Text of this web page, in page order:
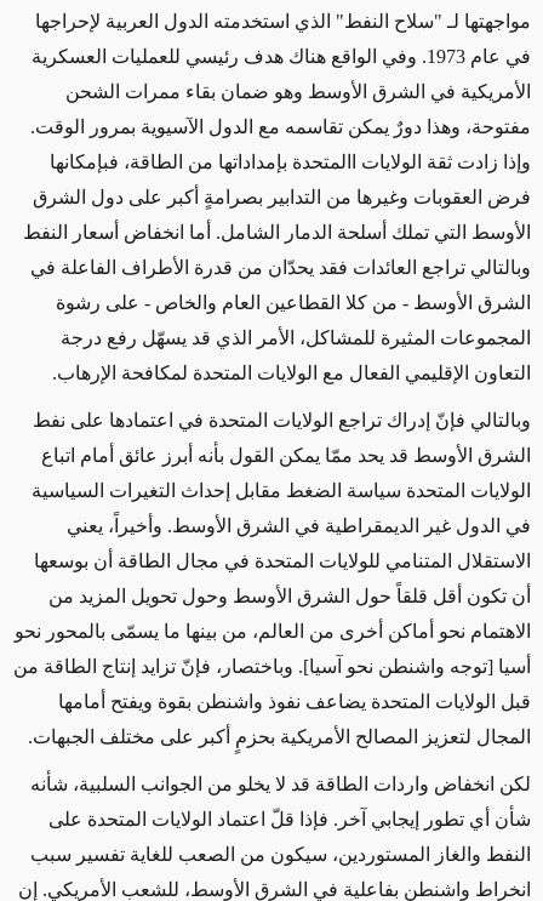
مواجهتها لـ "سلاح النفط" الذي استخدمته الدول العربية لإحراجها
في عام 1973. وفي الواقع هناك هدف رئيسي للعمليات العسكرية
الأمريكية في الشرق الأوسط وهو ضمان بقاء ممرات الشحن
مفتوحة، وهذا دورٌ يمكن تقاسمه مع الدول الآسيوية بمرور الوقت.
وإذا زادت ثقة الولايات االمتحدة بإمداداتها من الطاقة، فبإمكانها
فرض العقوبات وغيرها من التدابير بصرامةٍ أكبر على دول الشرق
الأوسط التي تملك أسلحة الدمار الشامل. أما انخفاض أسعار النفط
وبالتالي تراجع العائدات فقد يحدّان من قدرة الأطراف الفاعلة في
الشرق الأوسط - من كلا القطاعين العام والخاص - على رشوة
المجموعات المثيرة للمشاكل، الأمر الذي قد يسهّل رفع درجة
التعاون الإقليمي الفعال مع الولايات المتحدة لمكافحة الإرهاب.
وبالتالي فإنّ إدراك تراجع الولايات المتحدة في اعتمادها على نفط
الشرق الأوسط قد يحد ممّا يمكن القول بأنه أبرز عائق أمام اتباع
الولايات المتحدة سياسة الضغط مقابل إحداث التغيرات السياسية
في الدول غير الديمقراطية في الشرق الأوسط. وأخيراً، يعني
الاستقلال المتنامي للولايات المتحدة في مجال الطاقة أن بوسعها
أن تكون أقل قلقاً حول الشرق الأوسط وحول تحويل المزيد من
الاهتمام نحو أماكن أخرى من العالم، من بينها ما يسمّى بالمحور نحو
أسيا [توجه واشنطن نحو آسيا]. وباختصار، فإنّ تزايد إنتاج الطاقة من
قبل الولايات المتحدة يضاعف نفوذ واشنطن بقوة ويفتح أمامها
المجال لتعزيز المصالح الأمريكية بحزمٍ أكبر على مختلف الجبهات.
لكن انخفاض واردات الطاقة قد لا يخلو من الجوانب السلبية، شأنه
شأن أي تطور إيجابي آخر. فإذا قلّ اعتماد الولايات المتحدة على
النفط والغاز المستوردين، سيكون من الصعب للغاية تفسير سبب
انخراط واشنطن بفاعلية في الشرق الأوسط، للشعب الأمريكي. إن